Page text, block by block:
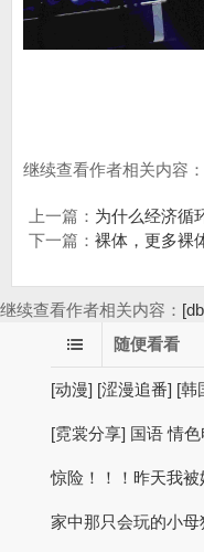
继续查看作者相关内容：
上一篇： 为什么经济循
下一篇： 裸体，更多裸
继续查看作者相关内容：
随便看看
[动漫] [涩漫追番] [韩
[霓裳分享] 国语 情
惊险！！！昨天我
家中那只会玩的小母